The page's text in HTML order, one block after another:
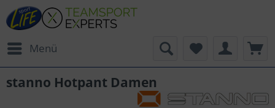
Menü
stanno Hotpant Damen